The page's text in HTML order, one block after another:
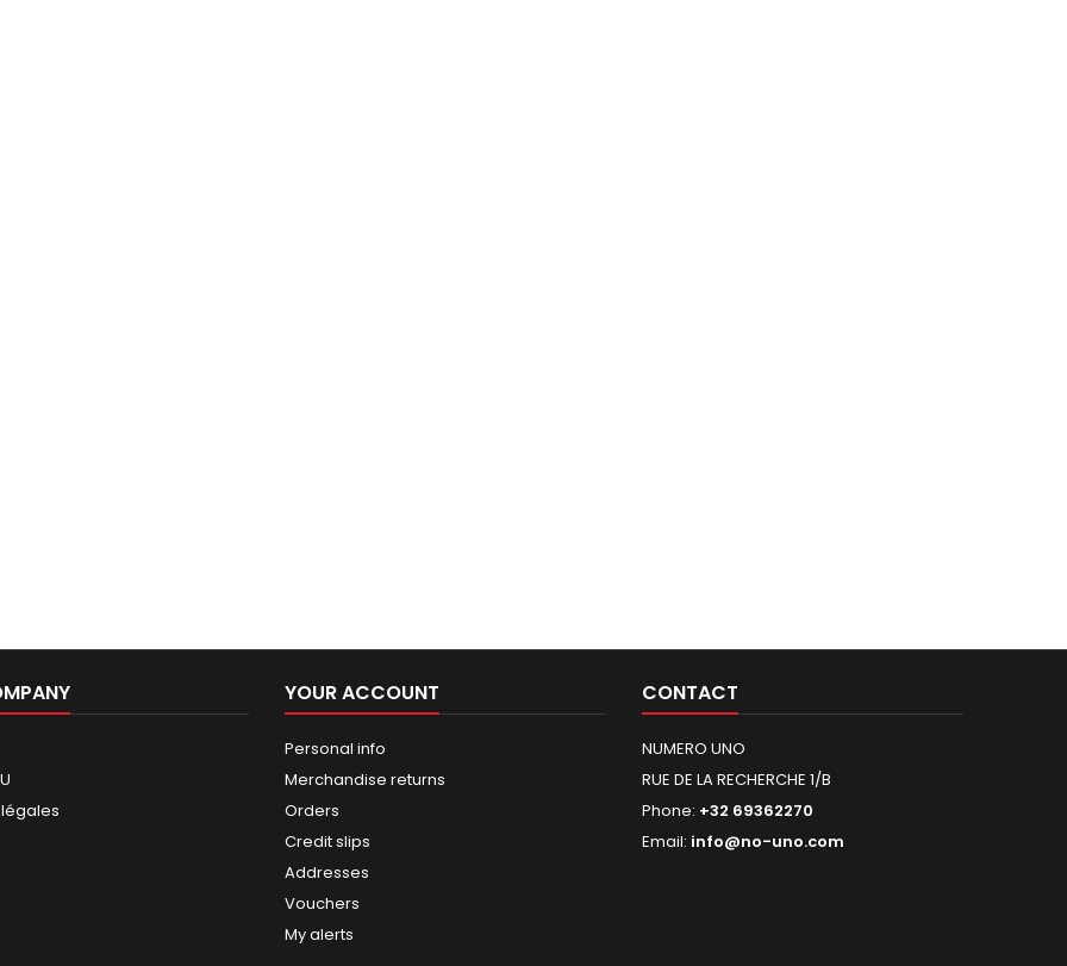
YOUR ACCOUNT
Personal info
Merchandise returns
Orders
Credit slips
Addresses
Vouchers
My alerts
CONTACT
NUMERO UNO
RUE DE LA RECHERCHE 1/B
Phone: +32 69362270
Email: info@no-uno.com